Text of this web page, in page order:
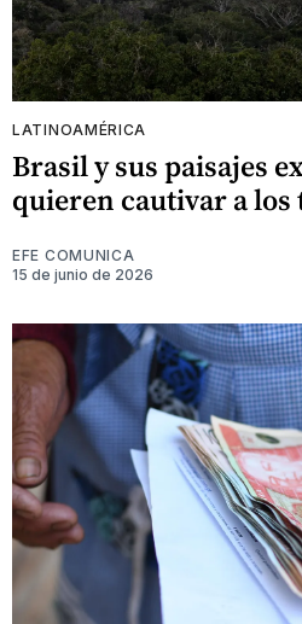
LATINOAMÉRICA
Brasil y sus paisajes
quieren cautivar a
EFE COMUNICA
15 de junio de 2026